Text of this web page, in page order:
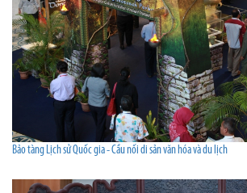
Bảo tàng Lịch sử Quốc gia - Cầu nối di sản văn hóa và du lịch